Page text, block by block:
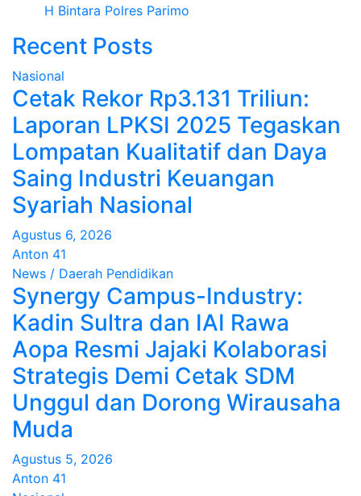
H Bintara Polres Parimo
Recent Posts
Nasional
Cetak Rekor Rp3.131 Triliun:
Laporan LPKSI 2025 Tegaskan
Lompatan Kualitatif dan Daya
Saing Industri Keuangan
Syariah Nasional
Agustus 6, 2026
Anton 41
News / Daerah Pendidikan
Synergy Campus-Industry:
Kadin Sultra dan IAI Rawa
Aopa Resmi Jajaki Kolaborasi
Strategis Demi Cetak SDM
Unggul dan Dorong Wirausaha
Muda
Agustus 5, 2026
Anton 41